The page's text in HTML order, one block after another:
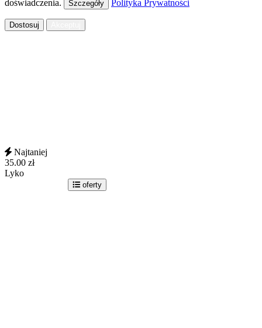
doświadczenia. Szczegóły Polityka Prywatności
Dostosuj
Najtaniej
35.00 zł
Lyko
oferty